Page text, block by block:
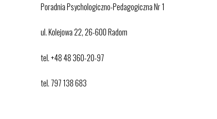
Poradnia Psychologiczno-Pedagogiczna Nr 1
ul. Kolejowa 22, 26-600 Radom
tel. +48 48 360-20-97
tel. 797 138 683